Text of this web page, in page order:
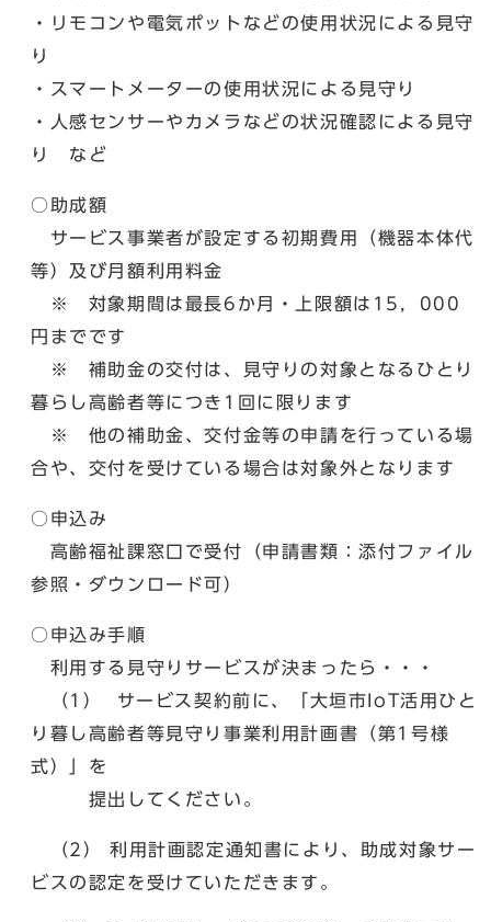
・リモコンや電気ポットなどの使用状況による見守
り
・スマートメーターの使用状況による見守り
・人感センサーやカメラなどの状況確認による見守
り など
○助成額
サービス事業者が設定する初期費用（機器本体代
等）及び月額利用料金
※ 対象期間は最長6か月・上限額は15，000
円までです
※ 補助金の交付は、見守りの対象となるひとり
暮らし高齢者等につき1回に限ります
※ 他の補助金、交付金等の申請を行っている場
合や、交付を受けている場合は対象外となります
○申込み
高齢福祉課窓口で受付（申請書類：添付ファイル
参照・ダウンロード可）
○申込み手順
利用する見守りサービスが決まったら・・・
（1） サービス契約前に、「大垣市IoT活用ひと
り暮し高齢者等見守り事業利用計画書（第1号様
式）」を
提出してください。
（2） 利用計画認定通知書により、助成対象サー
ビスの認定を受けていただきます。